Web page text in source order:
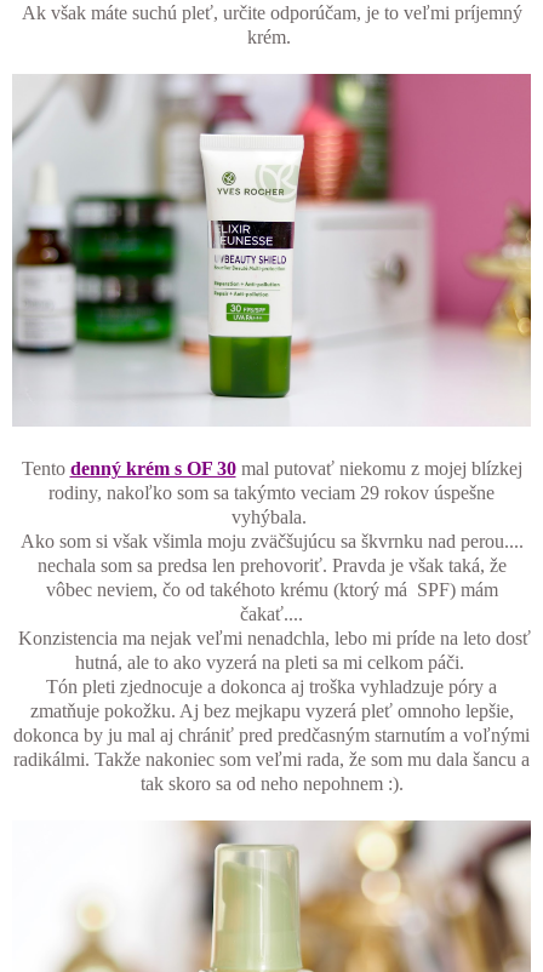
Ak však máte suchú pleť, určite odporúčam, je to veľmi príjemný
krém.
Tento denný krém s OF 30mal putovať niekomu z mojej blízkej
rodiny, nakoľko som sa takýmto veciam 29 rokov úspešne
vyhýbala.
Ako som si však všimla moju zväčšujúcu sa škvrnku nad perou....
nechala som sa predsa len prehovoriť. Pravda je však taká, že
vôbec neviem, čo od takéhoto krému (ktorý má SPF) mám
čakať....
Konzistencia ma nejak veľmi nenadchla, lebo mi príde na leto dosť
hutná, ale to ako vyzerá na pleti sa mi celkom páči.
Tón pleti zjednocuje a dokonca aj troška vyhladzuje póry a
zmatňuje pokožku. Aj bez mejkapu vyzerá pleť omnoho lepšie,
dokonca by ju mal aj chrániť pred predčasným starnutím a voľnými
radikálmi. Takže nakoniec som veľmi rada, že som mu dala šancu a
tak skoro sa od neho nepohnem :).